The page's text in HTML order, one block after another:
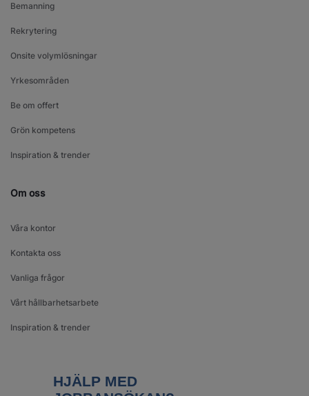
Bemanning
Rekrytering
Onsite volymlösningar
Yrkesområden
Be om offert
Grön kompetens
Inspiration & trender
Om oss
Våra kontor
Kontakta oss
Vanliga frågor
Vårt hållbarhetsarbete
Inspiration & trender